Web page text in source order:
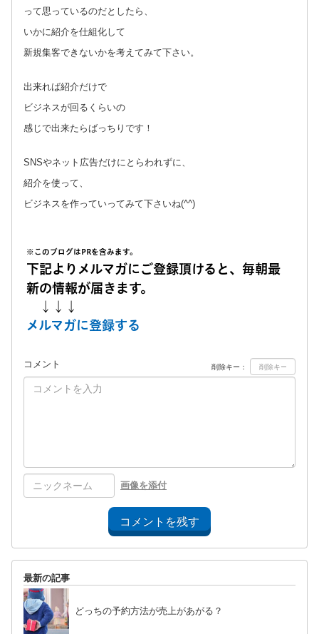
って思っているのだとしたら、
いかに紹介を仕組化して
新規集客できないかを考えてみて下さい。
出来れば紹介だけで
ビジネスが回るくらいの
感じで出来たらばっちりです！
SNSやネット広告だけにとらわれずに、
紹介を使って、
ビジネスを作っていってみて下さいね(^^)
※このブログはPRを含みます。
下記よりメルマガにご登録頂けると、毎朝最
新の情報が届きます。
↓↓↓
メルマガに登録する
コメント 削除キー：
画像を添付
コメントを残す
最新の記事
どっちの予約方法が売上があがる？